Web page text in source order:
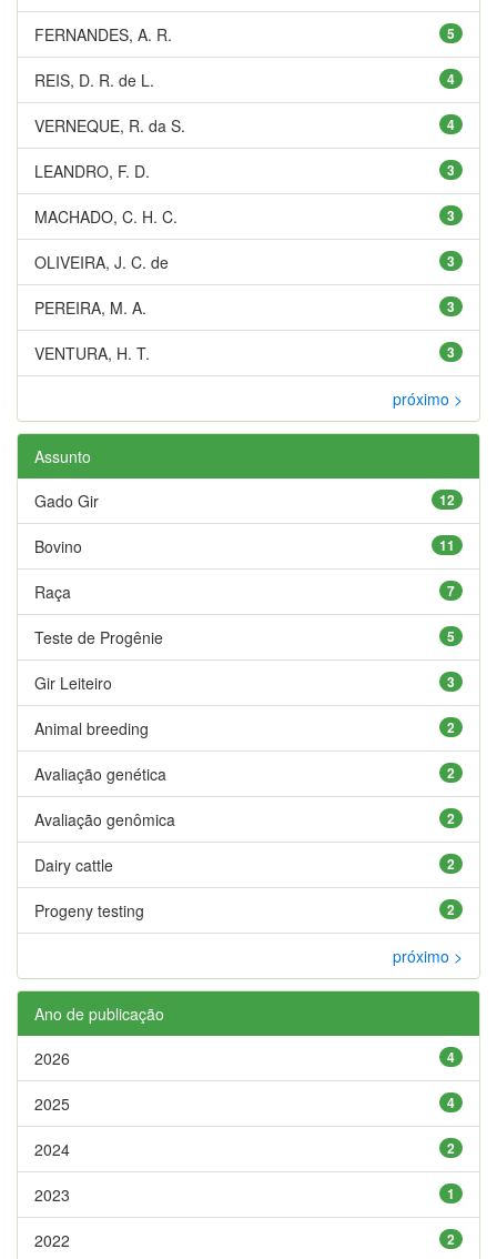
5
FERNANDES, A. R.
4
REIS, D. R. de L.
4
VERNEQUE, R. da S.
3
LEANDRO, F. D.
3
MACHADO, C. H. C.
3
OLIVEIRA, J. C. de
3
PEREIRA, M. A.
3
VENTURA, H. T.
próximo >
Assunto
12
Gado Gir
11
Bovino
7
Raça
5
Teste de Progênie
3
Gir Leiteiro
2
Animal breeding
2
Avaliação genética
2
Avaliação genômica
2
Dairy cattle
2
Progeny testing
próximo >
Ano de publicação
4
2026
4
2025
2
2024
1
2023
2
2022